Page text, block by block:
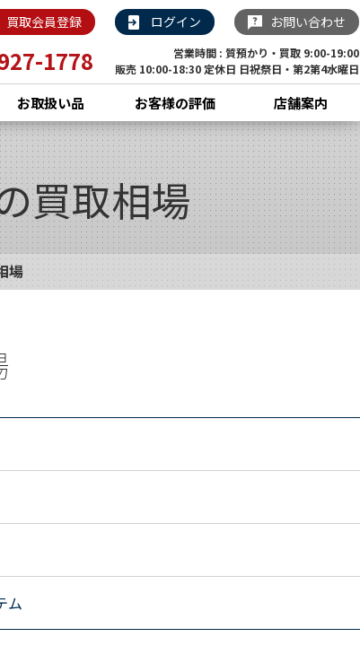
買取会員登録 ログイン お問い合わせ
1778
営業時間 : 質預かり・買取 9:00-19:00
販売 10:00-18:30 定休日 日祝祭日・第2第4水曜日
お取扱い品 お客様の評価 店舗案内
買取相場
場
ム